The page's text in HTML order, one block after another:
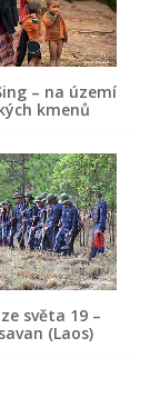
– na území
kmenů
světa 19 –
(Laos)